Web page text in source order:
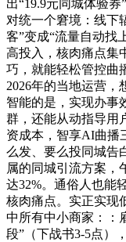
出“19.9元同城体验
对统一个窘境：线下
客”变成“流量自动找
高投入，核肉痛点集
巧，就能轻松管控曲
2026年的当地运营，
智能的是，实现办事
群，还能从动指导用
资成本，智享AI曲播
么发、要么投同城告
属的同城引流方案，
达32%。通俗人也能
核肉痛点。实正实现
中所有中小商家：：
段”（下战书3-5点）